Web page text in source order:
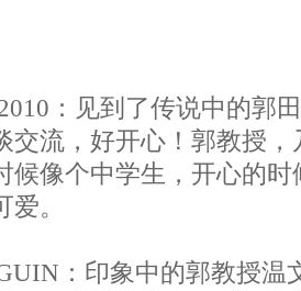
：见到了传说中的郭
交流，好开心！郭教授，
候像个中学生，开心的时
。
：印象中的郭教授温